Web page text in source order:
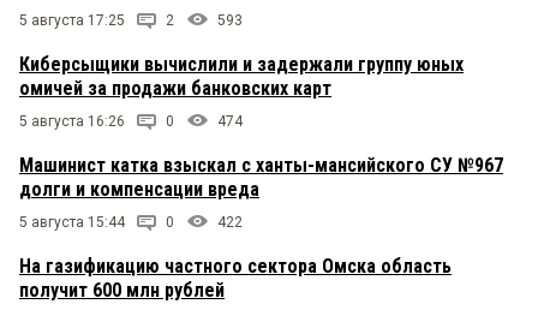
5 августа 17:25 2 593
Киберсыщики вычислили и задержали группу юных
омичей за продажи банковских карт
5 августа 16:26 0 474
Машинист катка взыскал с ханты-мансийского СУ №967
долги и компенсации вреда
5 августа 15:44 0 422
На газификацию частного сектора Омска область
получит 600 млн рублей